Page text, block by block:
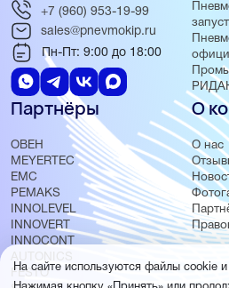
Партнёры
ОВЕН
MEYERTEC
EMC
PEMAKS
INNOLEVEL
INNOVERT
INNOCONT
AUTONICS
FESTO
О
О нас
+7 (960) 953-19-99
sales@pnevmokip.ru
Пн-Пт: 9:00 до 18:00
На сайте используются файлы cookie